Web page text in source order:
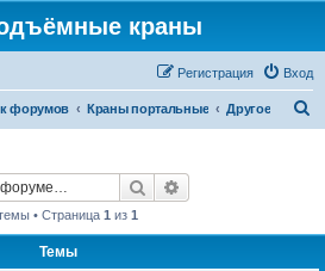
краны
Вход
Регистрация
форумов Краны портальные Другое
Поиск
• Страница 1 из 1
Темы